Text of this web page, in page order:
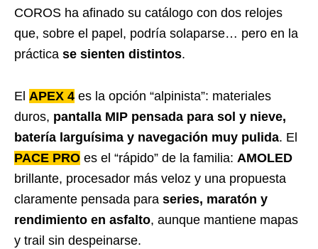
COROS ha afinado su catálogo con dos relojes
que, sobre el papel, podría solaparse… pero en la
práctica se sienten distintos.
El APEX 4 es la opción “alpinista”: materiales
duros, pantalla MIP pensada para sol y nieve,
batería larguísima y navegación muy pulida. El
PACE PRO es el “rápido” de la familia: AMOLED
brillante, procesador más veloz y una propuesta
claramente pensada para series, maratón y
rendimiento en asfalto, aunque mantiene mapas
y trail sin despeinarse.